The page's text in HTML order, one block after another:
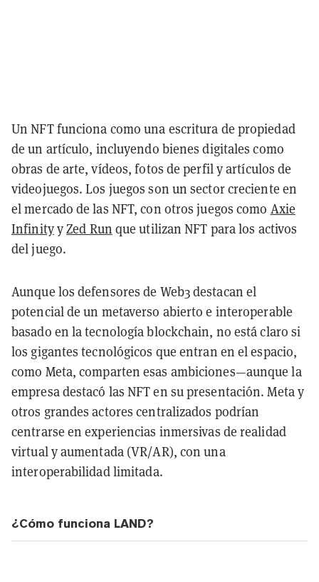
Un NFT funciona como una escritura de propiedad
de un artículo, incluyendo bienes digitales como
obras de arte, vídeos, fotos de perfil y artículos de
videojuegos. Los juegos son un sector creciente en
el mercado de las NFT, con otros juegos como Axie
InfinityyZed Run que utilizan NFT para los activos
del juego.
Aunque los defensores de Web3 destacan el
potencial de un metaverso abierto e interoperable
basado en la tecnología blockchain, no está claro si
los gigantes tecnológicos que entran en el espacio,
como Meta, comparten esas ambiciones—aunque la
empresa destacó las NFT en su presentación. Meta y
otros grandes actores centralizados podrían
centrarse en experiencias inmersivas de realidad
virtual y aumentada (VR/AR), con una
interoperabilidad limitada.
¿Cómo funciona LAND?